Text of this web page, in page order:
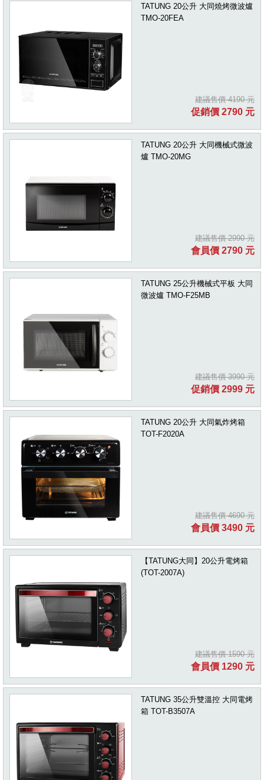
TATUNG 20公升 大同燒烤微波爐
TMO-20FEA
建議售價 4190 元
促銷價 2790 元
TATUNG 20公升 大同機械式微波
爐 TMO-20MG
建議售價 2990 元
會員價 2790 元
TATUNG 25公升機械式平板 大同
微波爐 TMO-F25MB
建議售價 3990 元
促銷價 2999 元
TATUNG 20公升 大同氣炸烤箱
TOT-F2020A
建議售價 4690 元
會員價 3490 元
【TATUNG大同】20公升電烤箱
(TOT-2007A)
建議售價 1590 元
會員價 1290 元
TATUNG 35公升雙溫控 大同電烤
箱 TOT-B3507A